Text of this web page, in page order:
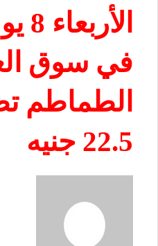
في سوق
الطماطم
22.5 جنيه